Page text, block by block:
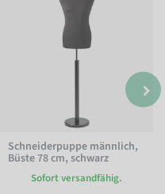
Schneiderpuppe männlich,
Büste 78 cm, schwarz
Sofort versandfähig.